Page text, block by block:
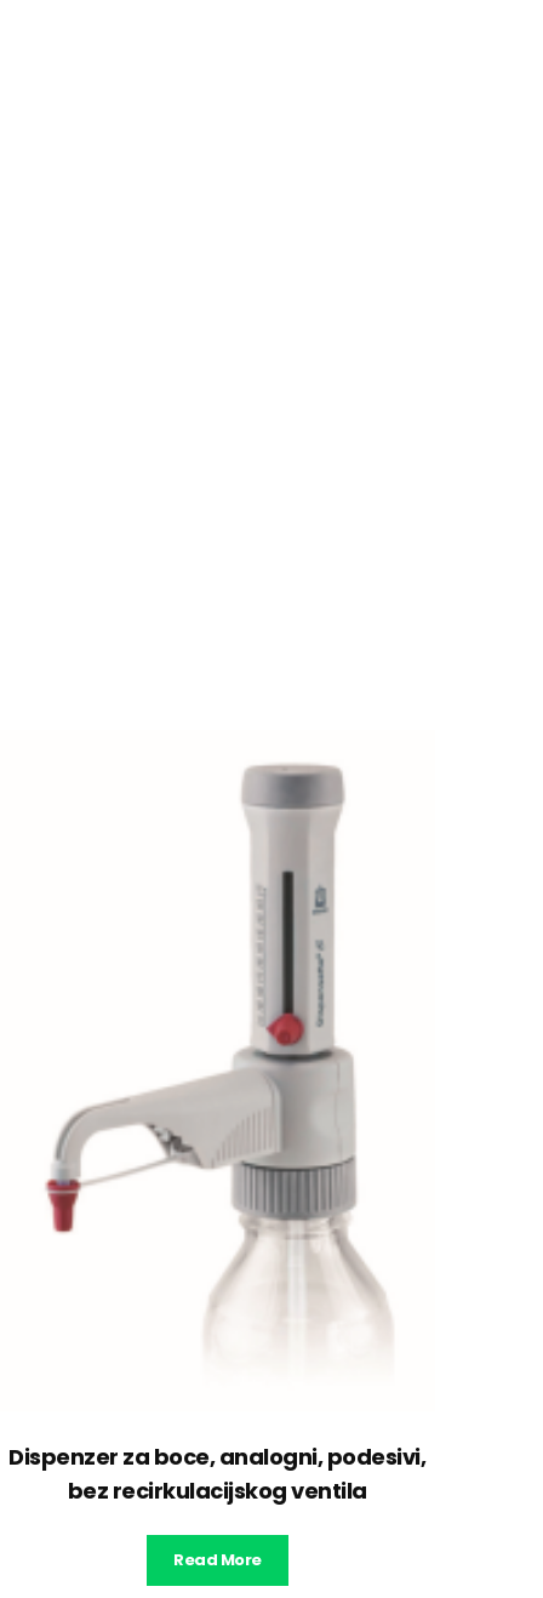
Dispenzer za boce, analogni, podesivi,
bez recirkulacijskog ventila
Read More